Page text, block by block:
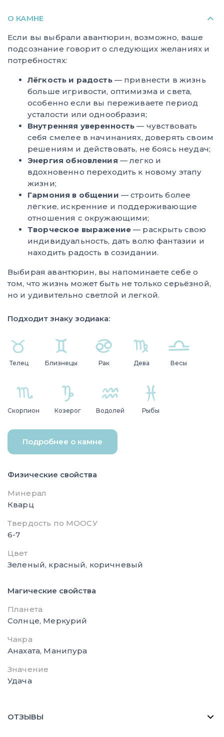
О КАМНЕ
Если вы выбрали авантюрин, возможно, ваше
подсознание говорит о следующих желаниях и
потребностях:
Лёгкость и радость— привнести в жизнь
больше игривости, оптимизма и света,
особенно если вы переживаете период
усталости или однообразия;
Внутренняя уверенность — чувствовать
себя смелее в начинаниях, доверять своим
решениям и действовать, не боясь неудач;
Энергия обновления — легко и
вдохновенно переходить к новому этапу
жизни;
Гармония в общении — строить более
лёгкие, искренние и поддерживающие
отношения с окружающими;
Творческое выражение — раскрыть свою
индивидуальность, дать волю фантазии и
находить радость в созидании.
Выбирая авантюрин, вы напоминаете себе о
том, что жизнь может быть не только серьёзной,
но и удивительно светлой и легкой.
Подходит знаку зодиака:
Телец Близнецы Рак Дева Весы
Скорпион Козерог Водолей Рыбы
Подробнее о камне
Физические свойства
Минерал
Кварц
Твердость по МООСУ
6-7
Цвет
Зеленый, красный, коричневый
Магические свойства
Планета
Солнце, Меркурий
Чакра
Анахата, Манипура
Значение
Удача
ОТЗЫВЫ